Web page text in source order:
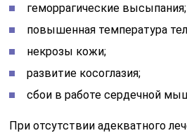
геморрагические высыпания;
повышенная температура
некрозы кожи;
развитие косоглазия;
сбои в работе сердечной
При отсутствии адекватного